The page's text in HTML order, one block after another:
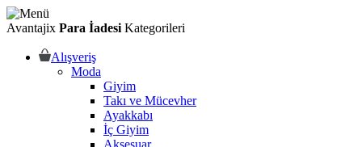
Avantajix Para İadesi Kategorileri
Alışveriş
Moda
Giyim
Takı ve Mücevher
Ayakkabı
İç Giyim
Aksesuar